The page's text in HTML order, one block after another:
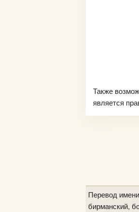
Также
является
Перевод
бирманский,